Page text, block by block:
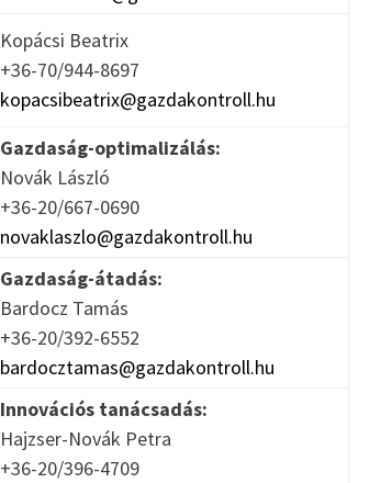
Kopácsi Beatrix
+36-70/944-8697
kopacsibeatrix@gazdakontroll.hu
Gazdaság-optimalizálás:
Novák László
+36-20/667-0690
novaklaszlo@gazdakontroll.hu
Gazdaság-átadás:
Bardocz Tamás
+36-20/392-6552
bardocztamas@gazdakontroll.hu
Innovációs tanácsadás:
Hajzser-Novák Petra
+36-20/396-4709